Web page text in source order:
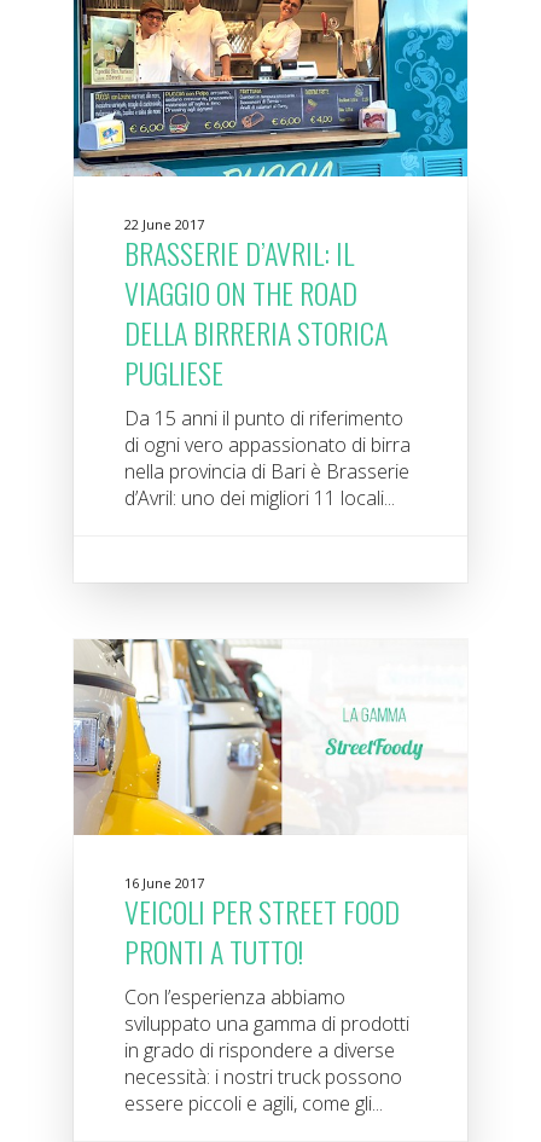
22 June 2017
BRASSERIE D’AVRIL: IL
VIAGGIO ON THE ROAD
DELLA BIRRERIA STORICA
PUGLIESE
Da 15 anni il punto di riferimento
di ogni vero appassionato di birra
nella provincia di Bari è Brasserie
d’Avril: uno dei migliori 11 locali...
16 June 2017
VEICOLI PER STREET FOOD
PRONTI A TUTTO!
Con l’esperienza abbiamo
sviluppato una gamma di prodotti
in grado di rispondere a diverse
necessità: i nostri truck possono
essere piccoli e agili, come gli...